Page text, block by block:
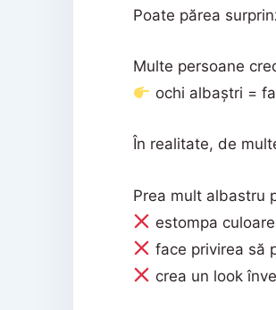
Poate părea
Multe persoane
ochi albaștri =
În realitate, de
Prea mult albastru
estompa
face privirea să
crea un look